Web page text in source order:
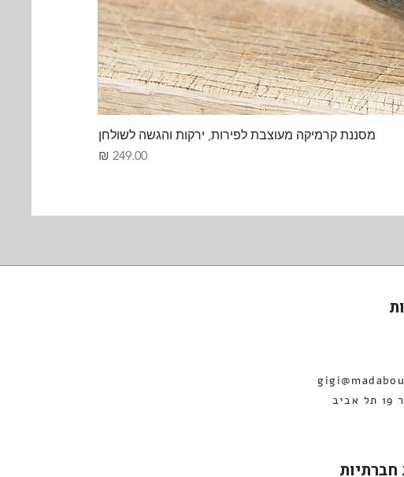
מסננת קרמיקה מעוצבת לפירות, ירקות והגשה לשולחן
מחיר
gigi@
כתובת: דב גרונר 19 תל אביב